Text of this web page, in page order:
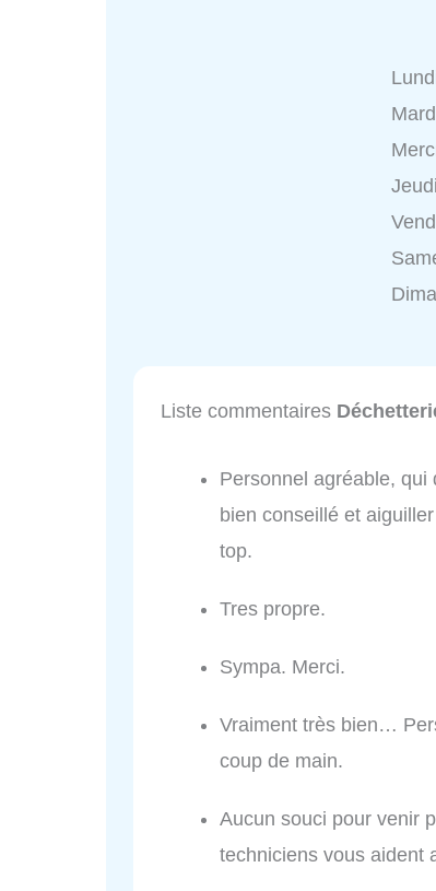
Liste commentaires
Personnel agréable,
bien conseillé et
top.
Tres propre.
Sympa. Merci.
Vraiment très bien…
coup de main.
Aucun souci pour venir
techniciens vous aident